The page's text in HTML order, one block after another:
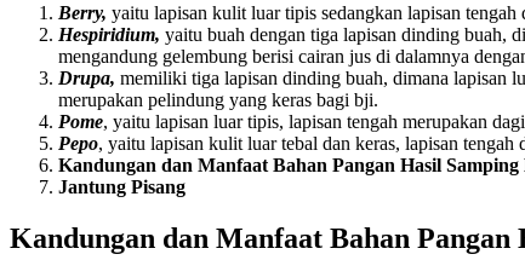
Berry, yaitu lapisan kulit luar tipis sedangkan lapisan tengah
Hespiridium, yaitu buah dengan tiga lapisan dinding buah,
mengandung gelembung berisi cairan jus di dalamnya
Drupa, memiliki tiga lapisan dinding buah, dimana lapisan
merupakan pelindung yang keras bagi bji.
Pome, yaitu lapisan luar tipis, lapisan tengah merupakan
Pepo, yaitu lapisan kulit luar tebal dan keras, lapisan
Kandungan dan Manfaat Bahan Pangan Hasil Samping
Jantung Pisang
Kandungan dan Manfaat Bahan Pangan